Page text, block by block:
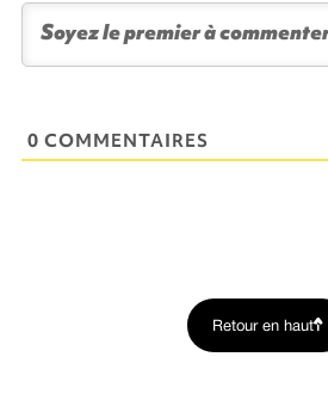
0 COMMENTAIRES
Retour en haut